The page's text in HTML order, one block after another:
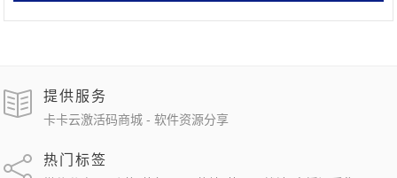
提供服务
卡卡云激活码商城 - 软件资源分享
热门标签